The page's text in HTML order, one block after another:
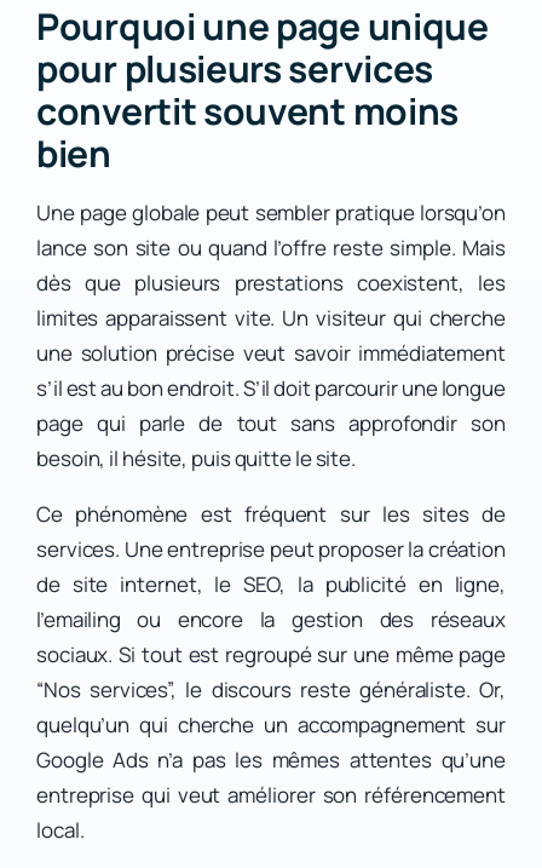
Pourquoi une page unique
pour plusieurs services
convertit souvent moins
bien
Une page globale peut sembler pratique lorsqu’on
lance son site ou quand l’offre reste simple. Mais
dès que plusieurs prestations coexistent, les
limites apparaissent vite. Un visiteur qui cherche
une solution précise veut savoir immédiatement
s’il est au bon endroit. S’il doit parcourir une longue
page qui parle de tout sans approfondir son
besoin, il hésite, puis quitte le site.
Ce phénomène est fréquent sur les sites de
services. Une entreprise peut proposer la création
de site internet, le SEO, la publicité en ligne,
l’emailing ou encore la gestion des réseaux
sociaux. Si tout est regroupé sur une même page
“Nos services”, le discours reste généraliste. Or,
quelqu’un qui cherche un accompagnement sur
Google Ads n’a pas les mêmes attentes qu’une
entreprise qui veut améliorer son référencement
local.